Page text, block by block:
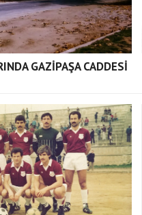
GAZİPAŞA CADDESİ